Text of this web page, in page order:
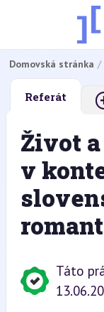
Domovská stránka
Referát
Život
v
Táto